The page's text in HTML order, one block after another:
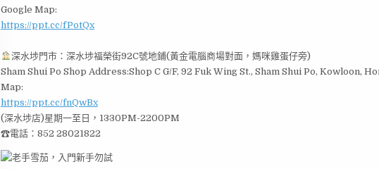
Google Map:
https://ppt.cc/fPotQx
深水埗門市：深水埗福榮街92C號地鋪(黃金電腦商場對面，媽咪雞蛋仔旁)
Sham Shui Po Shop Address:Shop C G/F, 92 Fuk Wing St., Sham Shui Po, Kowloon,
Map:
https://ppt.cc/fnQwBx
(深水埗店)星期一至日，1330PM-2200PM
☎電話：852 28021822